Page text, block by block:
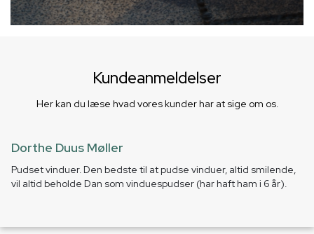
Kundeanmeldelser
Her kan du læse hvad vores kunder har at sige om os.
Dorthe Duus Møller
Pudset vinduer. Den bedste til at pudse vinduer, altid smilende,
vil altid beholde Dan som vinduespudser (har haft ham i 6 år).